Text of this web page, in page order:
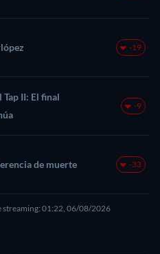
-19
Tap II: El final
-9
de muerte -33
streaming: 01:22, 06/08/2026